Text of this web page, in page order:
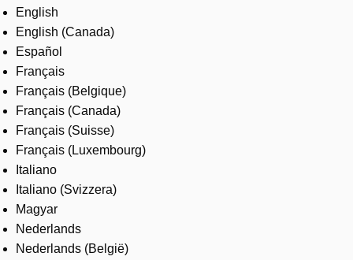
Careers
English
English (Canada)
Español
Français
Français (Belgique)
Français (Canada)
Français (Suisse)
Français (Luxembourg)
Italiano
Italiano (Svizzera)
Magyar
Nederlands
Nederlands (België)